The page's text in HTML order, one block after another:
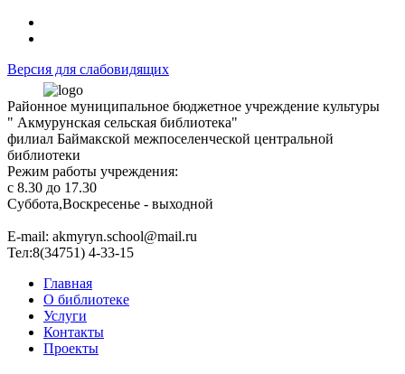
Версия для слабовидящих
Районное муниципальное бюджетное учреждение культуры
" Акмурунская сельская библиотека"
филиал Баймакской межпоселенческой центральной
библиотеки
Режим работы учреждения:
с 8.30 до 17.30
Суббота,Воскресенье - выходной
Е-mail: akmyryn.school@mail.ru
Тел:8(34751) 4-33-15
Главная
О библиотеке
Услуги
Контакты
Проекты